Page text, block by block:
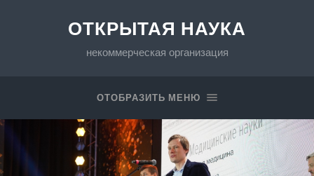
ОТКРЫТАЯ НАУКА
некоммерческая организация
ОТОБРАЗИТЬ МЕНЮ